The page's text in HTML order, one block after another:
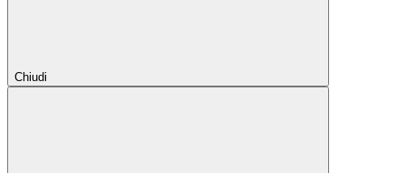
Chiudi